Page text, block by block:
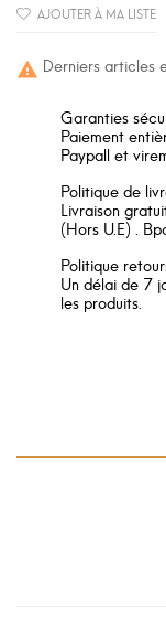
AJOUTER À MA LISTE
 Derniers articles
Garanties
Paiement
Paypall et
Politique de
Livraison
(Hors U.E) .
Politique
Un délai de 7
les produits.